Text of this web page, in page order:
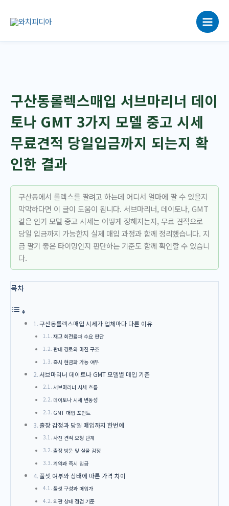
로
구산동롤렉스매입 서브마리너 데이
토나 GMT 3가지 모델 중고 시세
무료견적 당일입금까지 되는지 확
인한 결과
구산동에서 롤렉스를 팔려고 하는데 어디서 얼마에 팔 수 있을지
막막하다면 이 글이 도움이 됩니다. 서브마리너, 데이토나, GMT
같은 인기 모델 중고 시세는 어떻게 정해지는지, 무료 견적으로
당일 입금까지 가능한지 실제 매입 과정과 함께 정리했습니다. 지
금 팔기 좋은 타이밍인지 판단하는 기준도 함께 확인할 수 있습니
다.
목차
구산동롤렉스매입 시세가 업체마다 다른 이유
재고 회전율과 수요 판단
판매 경로와 마진 구조
즉시 현금화 가능 여부
서브마리너 데이토나 GMT 모델별 매입 기준
서브마리너 시세 흐름
데이토나 시세 변동성
GMT 매입 포인트
출장 감정과 당일 매입까지 한번에
사진 견적 요청 단계
출장 방문 및 실물 감정
계약과 즉시 입금
풀셋 여부와 상태에 따른 가격 차이
풀셋 구성과 매입가
외관 상태 점검 기준